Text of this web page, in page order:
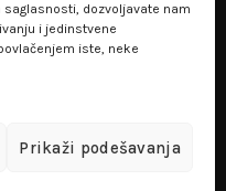
dozvoljavate nam
i jedinstvene
iste, neke
Prikaži podešavanja
sprat